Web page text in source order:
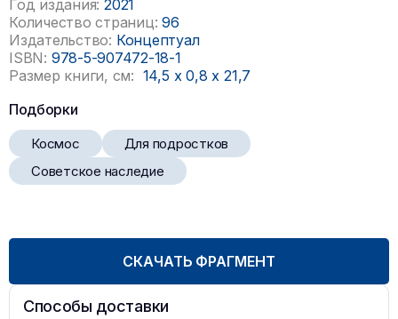
Год издания: 2021
Количество страниц: 96
Издательство: Концептуал
ISBN: 978-5-907472-18-1
Размер книги, см: 14,5 x 0,8 x 21,7
Подборки
Космос
Для подростков
Советское наследие
СКАЧАТЬ ФРАГМЕНТ
Способы доставки